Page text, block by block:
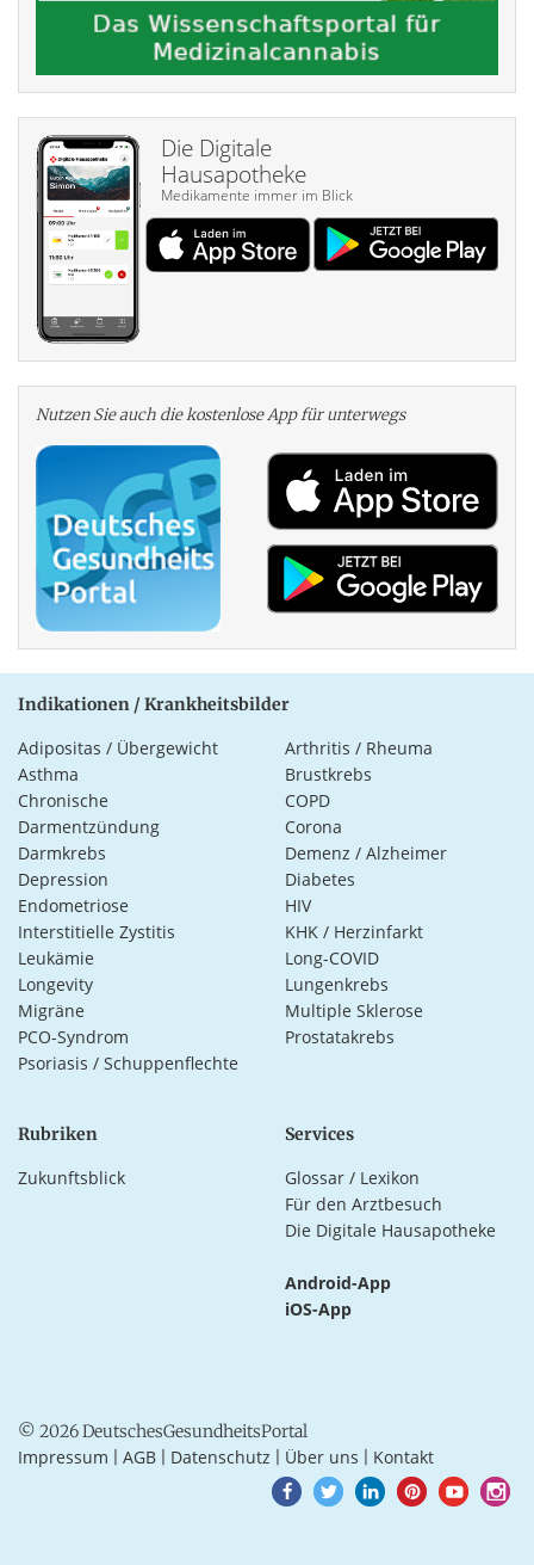
Die Digitale
Hausapotheke
Medikamente immer im Blick
Nutzen Sie auch die kosten­lose App für unterwegs
Indikationen / Krankheitsbilder
Adipositas / Übergewicht
Arthritis / Rheuma
Asthma
Brustkrebs
Chronische
Darmentzündung
COPD
Corona
Darmkrebs
Demenz / Alzheimer
Depression
Diabetes
Endometriose
HIV
Interstitielle Zystitis
KHK / Herzinfarkt
Leukämie
Long-COVID
Longevity
Lungenkrebs
Migräne
Multiple Sklerose
PCO-Syndrom
Prostatakrebs
Psoriasis / Schuppenflechte
Rubriken
Zukunftsblick
Services
Glossar / Lexikon
Für den Arztbesuch
Die Digitale Hausapotheke
Android-App
iOS-App
© 2026 DeutschesGesundheitsPortal
Impressum AGB Datenschutz Über uns Kontakt